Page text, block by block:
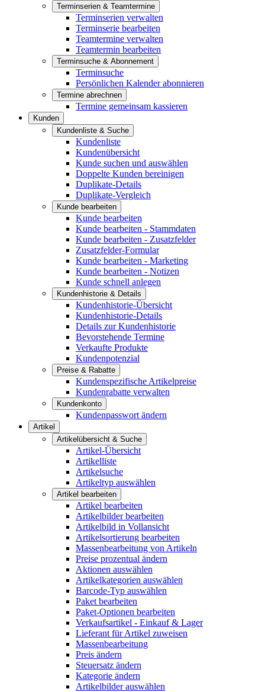
Terminserien & Teamtermine
Terminserien verwalten
Terminserie bearbeiten
Teamtermine verwalten
Teamtermin bearbeiten
Terminsuche & Abonnement
Terminsuche
Persönlichen Kalender abonnieren
Termine abrechnen
Termine gemeinsam kassieren
Kunden
Kundenliste & Suche
Kundenliste
Kundenübersicht
Kunde suchen und auswählen
Doppelte Kunden bereinigen
Duplikate-Details
Duplikate-Vergleich
Kunde bearbeiten
Kunde bearbeiten
Kunde bearbeiten - Stammdaten
Kunde bearbeiten - Zusatzfelder
Zusatzfelder-Formular
Kunde bearbeiten - Marketing
Kunde bearbeiten - Notizen
Kunde schnell anlegen
Kundenhistorie & Details
Kundenhistorie-Übersicht
Kundenhistorie-Details
Details zur Kundenhistorie
Bevorstehende Termine
Verkaufte Produkte
Kundenpotenzial
Preise & Rabatte
Kundenspezifische Artikelpreise
Kundenrabatte verwalten
Kundenkonto
Kundenpasswort ändern
Artikel
Artikelübersicht & Suche
Artikel-Übersicht
Artikelliste
Artikelsuche
Artikeltyp auswählen
Artikel bearbeiten
Artikel bearbeiten
Artikelbilder bearbeiten
Artikelbild in Vollansicht
Artikelsortierung bearbeiten
Massenbearbeitung von Artikeln
Preise prozentual ändern
Aktionen auswählen
Artikelkategorien auswählen
Barcode-Typ auswählen
Paket bearbeiten
Paket-Optionen bearbeiten
Verkaufsartikel - Einkauf & Lager
Lieferant für Artikel zuweisen
Massenbearbeitung
Preis ändern
Steuersatz ändern
Kategorie ändern
Artikelbilder auswählen